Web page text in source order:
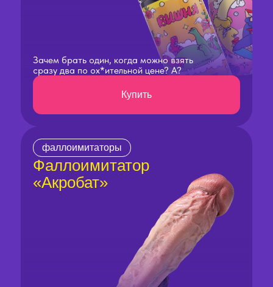
Зачем брать один, когда можно взять
сразу два по ох*ительной цене? А?
Купить
фаллоимитаторы
Фаллоимитатор
«Акробат»